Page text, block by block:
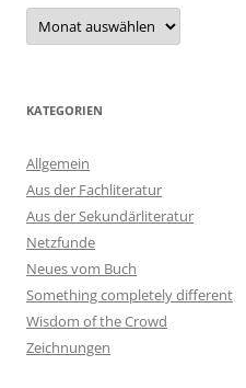
Archiv
KATEGORIEN
Allgemein
Aus der Fachliteratur
Aus der Sekundärliteratur
Netzfunde
Neues vom Buch
Something completely different
Wisdom of the Crowd
Zeichnungen